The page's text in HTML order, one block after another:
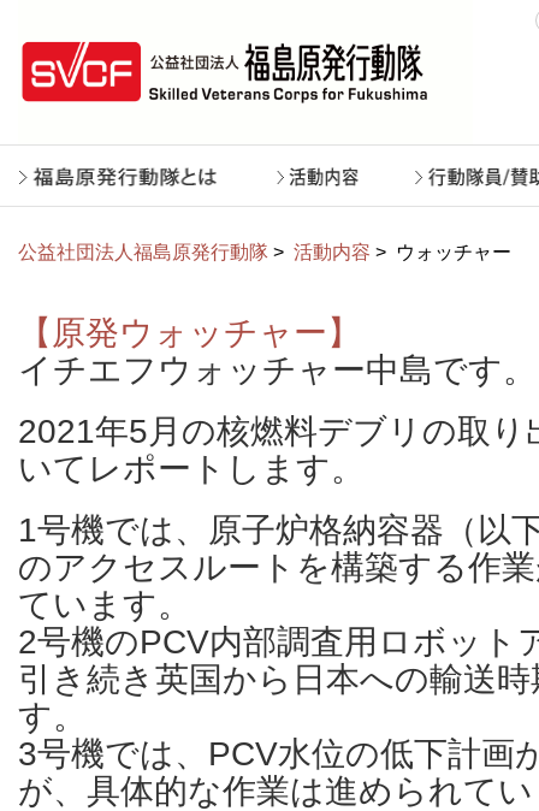
公益社団法人福島原発行動隊 > 活動内容 > ウォッチャー
【原発ウォッチャー】
イチエフウォッチャー中島です。
2021年5月の核燃料デブリの取
いてレポートします。
1号機では、原子炉格納容器（以
のアクセスルートを構築する作
ています。
2号機のPCV内部調査用ロボット
引き続き英国から日本への輸送
す。
3号機では、PCV水位の低下計画
が、具体的な作業は進められて